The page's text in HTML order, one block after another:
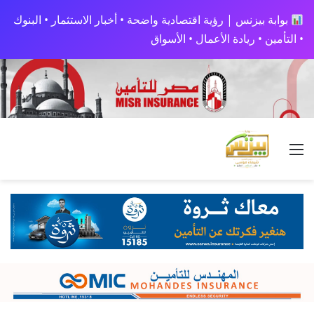
بوابة بيزنس | رؤية اقتصادية واضحة • أخبار الاستثمار • البنوك
• التأمين • ريادة الأعمال • الأسواق
القائمة